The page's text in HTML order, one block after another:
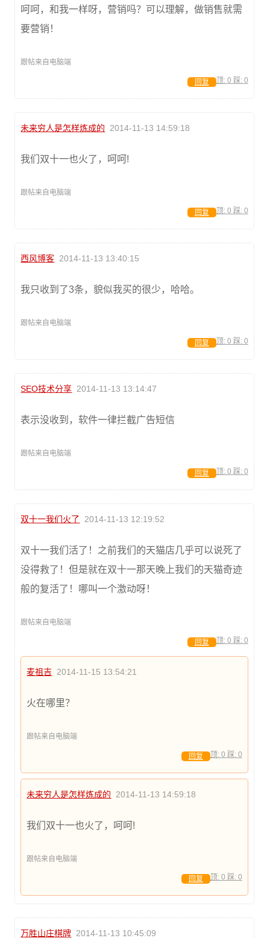
呵呵，和我一样呀，营销吗？可以理解，做销售就需
要营销！
跟帖来自电脑端
顶: 0 踩: 0
回复
未来穷人是怎样炼成的 2014-11-13 14:59:18
我们双十一也火了，呵呵!
跟帖来自电脑端
顶: 0 踩: 0
回复
西风博客 2014-11-13 13:40:15
我只收到了3条，貌似我买的很少，哈哈。
跟帖来自电脑端
顶: 0 踩: 0
回复
SEO技术分享 2014-11-13 13:14:47
表示没收到，软件一律拦截广告短信
跟帖来自电脑端
顶: 0 踩: 0
回复
双十一我们火了 2014-11-13 12:19:52
双十一我们活了！之前我们的天猫店几乎可以说死了
没得救了！但是就在双十一那天晚上我们的天猫奇迹
般的复活了！哪叫一个激动呀！
跟帖来自电脑端
顶: 0 踩: 0
回复
麦祖吉 2014-11-15 13:54:21
火在哪里？
跟帖来自电脑端
顶: 0 踩: 0
回复
未来穷人是怎样炼成的 2014-11-13 14:59:18
我们双十一也火了，呵呵!
跟帖来自电脑端
顶: 0 踩: 0
回复
万胜山庄棋牌 2014-11-13 10:45:09